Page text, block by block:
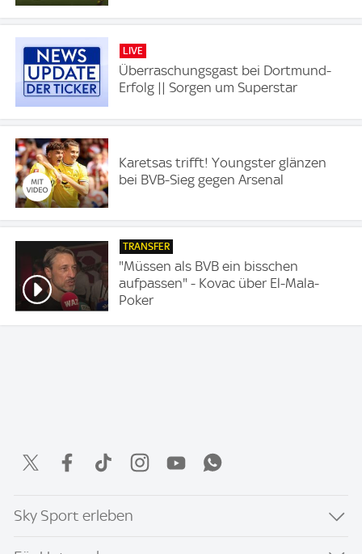
LIVE
Überraschungsgast bei Dortmund-
Erfolg || Sorgen um Superstar
Karetsas trifft! Youngster glänzen
bei BVB-Sieg gegen Arsenal
TRANSFER
"Müssen als BVB ein bisschen
aufpassen" - Kovac über El-Mala-
Poker
Sky Sport erleben